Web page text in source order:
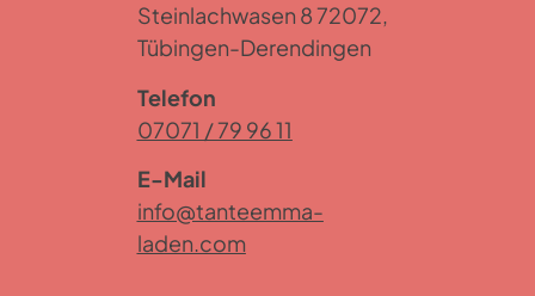
Steinlachwasen 8 72072,
Tübingen-Derendingen
Telefon
07071 / 79 96 11
E-Mail
info@tanteemma-
laden.com